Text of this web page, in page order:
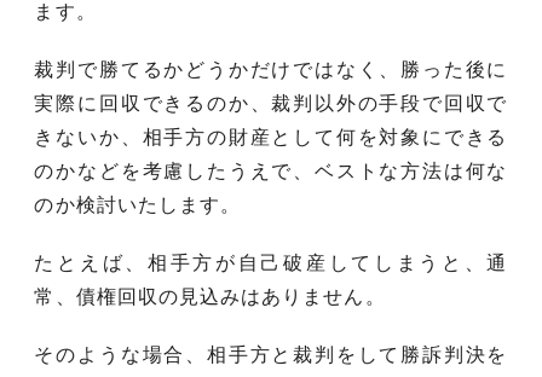
ます。
裁判で勝てるかどうかだけではなく、勝った後に
実際に回収できるのか、裁判以外の手段で回収で
きないか、相手方の財産として何を対象にできる
のかなどを考慮したうえで、ベストな方法は何な
のか検討いたします。
たとえば、相手方が自己破産してしまうと、通
常、債権回収の見込みはありません。
そのような場合、相手方と裁判をして勝訴判決を